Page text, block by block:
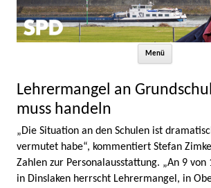
Menü
Lehrermangel an
muss handeln
„Die Situation an den Schulen ist
vermutet habe“, kommentiert Stefan
Zahlen zur Personalausstattung. „An 9 von
in Dinslaken herrscht Lehrermangel, in